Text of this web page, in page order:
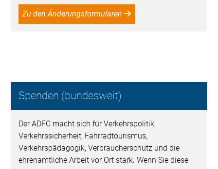
Zu den Änderungsformularen
Spenden (bundesweit)
Der ADFC macht sich für Verkehrspolitik,
Verkehrssicherheit, Fahrradtourismus,
Verkehrspädagogik, Verbraucherschutz und die
ehrenamtliche Arbeit vor Ort stark. Wenn Sie diese